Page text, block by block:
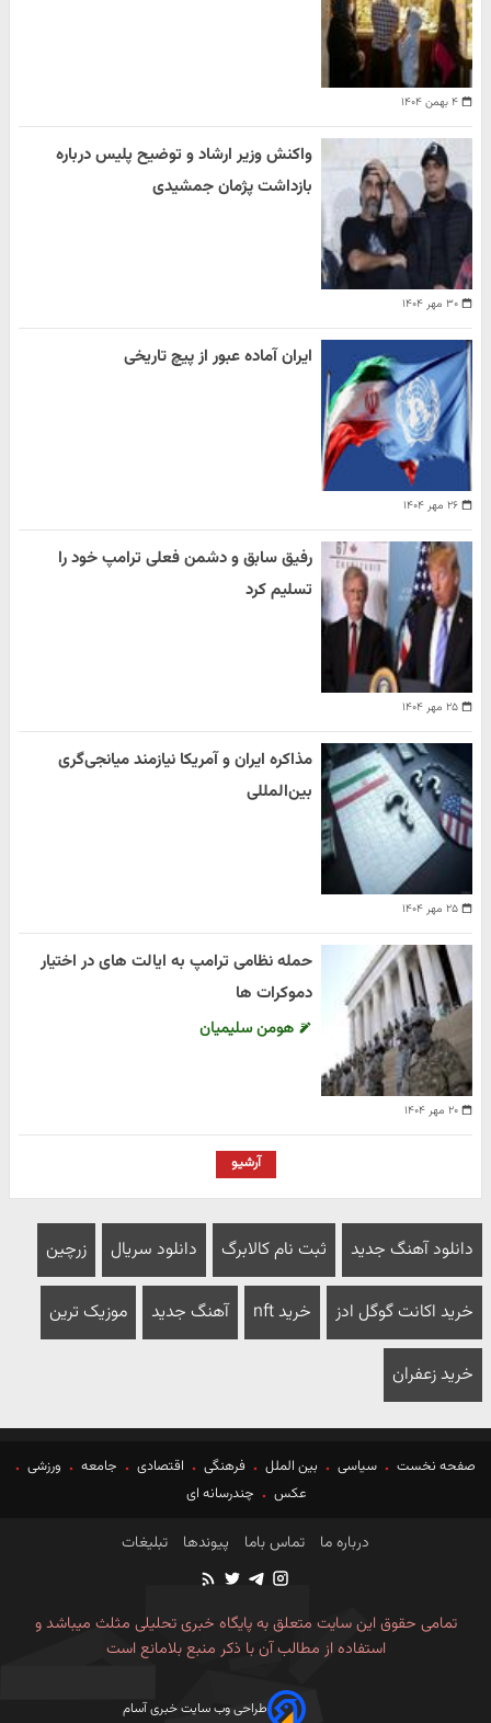
۴ بهمن ۱۴۰۴
۳۰ مهر ۱۴۰۴
واکنش وزیر ارشاد و توضیح پلیس درباره
بازداشت پژمان جمشیدی
۲۶ مهر ۱۴۰۴
ایران آماده عبور از پیچ تاریخی
۲۵ مهر ۱۴۰۴
رفیق سابق و دشمن فعلی ترامپ خود را
تسلیم کرد
۲۵ مهر ۱۴۰۴
مذاکره ایران و آمریکا نیازمند میانجی‌گری
بین‌المللی
۲۰ مهر ۱۴۰۴
حمله نظامی ترامپ به ایالت های در اختیار
دموکرات ها
هومن سلیمیان
آرشیو
دانلود آهنگ جدید ثبت نام کالابرگ دانلود سریال زرچین
خرید اکانت گوگل ادز خرید nft آهنگ جدید موزیک ترین
خرید زعفران
صفحه نخست سیاسی بین الملل فرهنگی اقتصادی جامعه
ورزشی
عکس
چندرسانه ای
درباره ما تماس باما پیوندها تبلیغات
تمامی حقوق این سایت متعلق به پایگاه خبری تحلیلی مثلث میباشد و
استفاده از مطالب آن با ذکر منبع بلامانع است
طراحی وب سایت خبری آسام